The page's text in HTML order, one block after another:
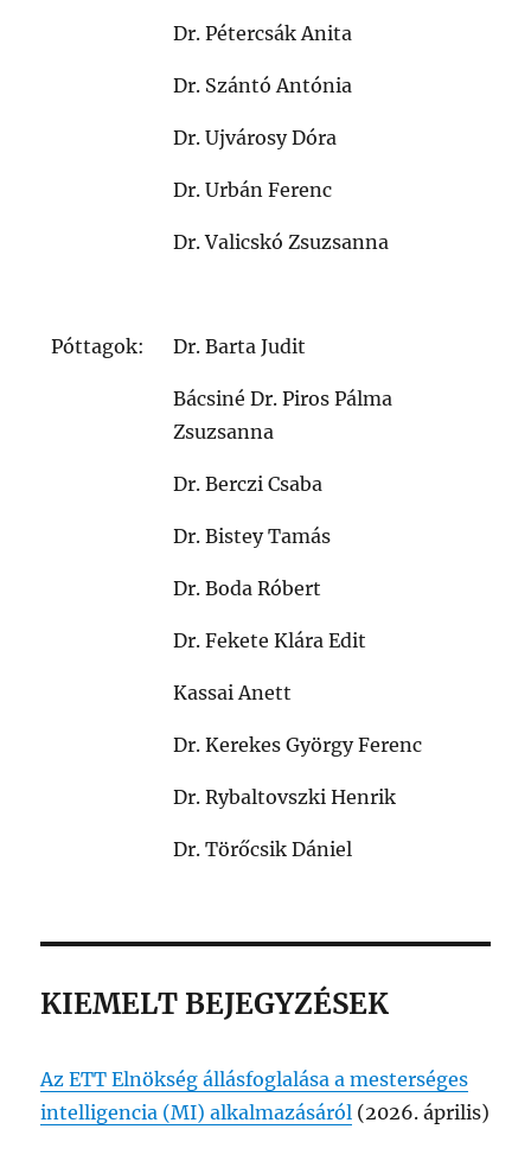
Dr. Pétercsák Anita
Dr. Szántó Antónia
Dr. Ujvárosy Dóra
Dr. Urbán Ferenc
Dr. Valicskó Zsuzsanna
Póttagok: Dr. Barta Judit
Bácsiné Dr. Piros Pálma
Zsuzsanna
Dr. Berczi Csaba
Dr. Bistey Tamás
Dr. Boda Róbert
Dr. Fekete Klára Edit
Kassai Anett
Dr. Kerekes György Ferenc
Dr. Rybaltovszki Henrik
Dr. Törőcsik Dániel
KIEMELT BEJEGYZÉSEK
Az ETT Elnökség állásfoglalása a mesterséges
intelligencia (MI) alkalmazásáról (2026. április)